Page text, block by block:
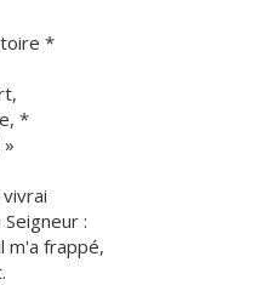
*
*
Seigneur :
m'a frappé,